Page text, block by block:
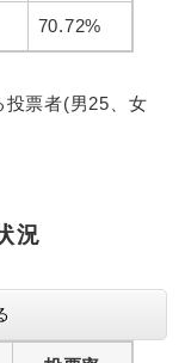
70.72%
票者(男25、女
況